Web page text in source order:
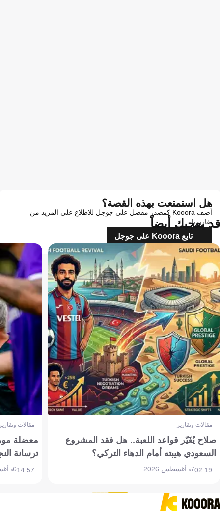
هل استمتعت بهذه القصة؟
أضف Kooora كمصدر مفضل على جوجل للاطلاع على المزيد من
تقاريرنا
تابع Kooora على جوجل
قد يعجبك أيضاً
مقالات وتقارير
صلاح يُغَيّر قواعد اللعبة.. هل فقد المشروع
السعودي هيبته أمام الدهاء التركي؟
02:197 أغسطس 2026
مقالات
معضلة
ترسانة
14:576 أغسطس 2026